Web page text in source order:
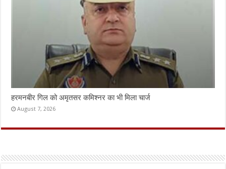
हरमनबीर गिल को अमृतसर कमिश्नर का भी मिला चार्ज
August 7, 2026